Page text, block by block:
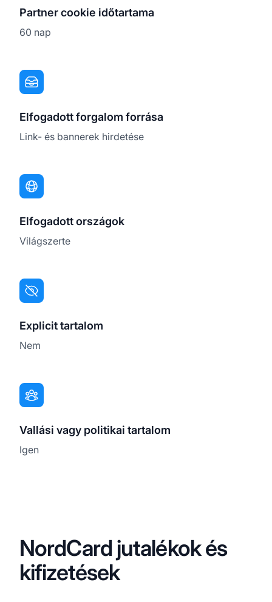
Partner cookie időtartama
60 nap
Elfogadott forgalom forrása
Link- és bannerek hirdetése
Elfogadott országok
Világszerte
Explicit tartalom
Nem
Vallási vagy politikai tartalom
Igen
NordCard jutalékok és
kifizetések